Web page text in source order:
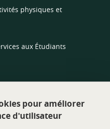
physiques et
aux Étudiants
pour améliorer
d'utilisateur